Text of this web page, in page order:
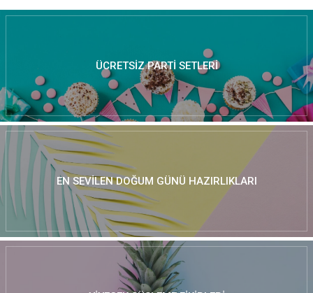
ÜCRETSIZ PARTI SETLERI
EN SEVILEN DOĞUM GÜNÜ HAZIRLIKLARI